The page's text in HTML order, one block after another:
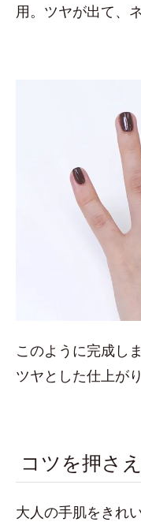
用。ツヤが出て、
このように完成し
ツヤとした仕上がり
コツを押さ
大人の手肌をきれ